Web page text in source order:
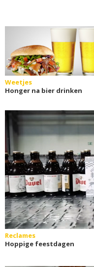
Weetjes
Honger na bier drinken
Reclames
Hoppige feestdagen